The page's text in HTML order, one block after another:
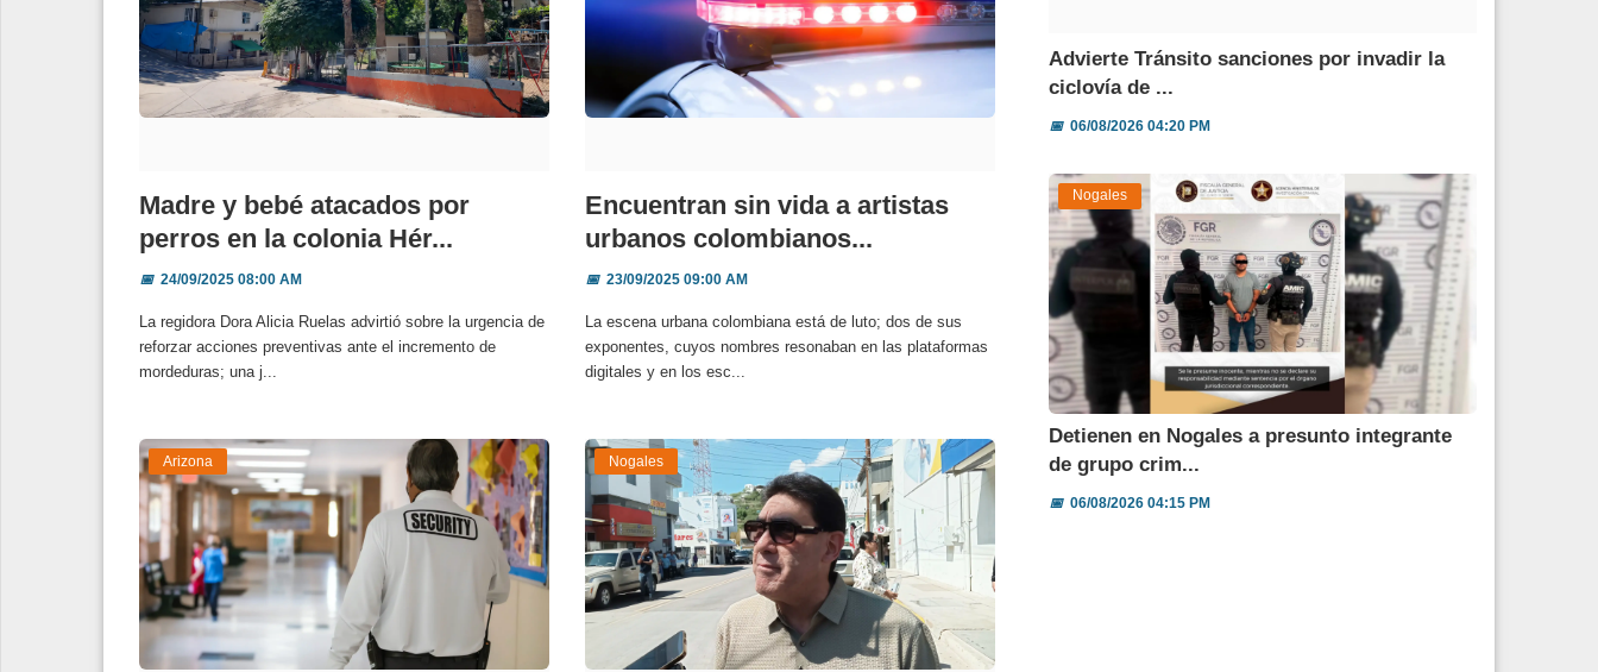
Madre y bebé atacados por
perros en la colonia Hér...
📅24/09/2025 08:00 AM
La regidora Dora Alicia Ruelas advirtió sobre la urgencia de
reforzar acciones preventivas ante el incremento de
mordeduras; una j...
Encuentran sin vida a artistas
urbanos colombianos...
📅23/09/2025 09:00 AM
La escena urbana colombiana está de luto; dos de sus
exponentes, cuyos nombres resonaban en las plataformas
digitales y en los esc...
Arizona Nogales
Advierte Tránsito sanciones por invadir la
ciclovía de ...
📅06/08/2026 04:20 PM
Nogales
Detienen en Nogales a presunto integrante
de grupo crim...
📅06/08/2026 04:15 PM